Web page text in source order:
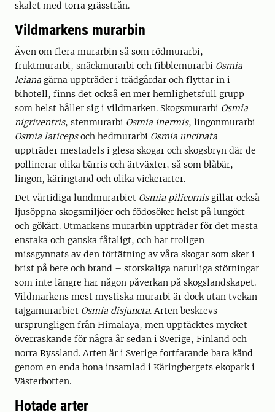
skalet med torra grässtrån.
Vildmarkens murarbin
Även om flera murarbin så som rödmurarbi,
fruktmurarbi, snäckmurarbi och fibblemurarbi Osmia
leiana gärna uppträder i trädgårdar och flyttar in i
bihotell, finns det också en mer hemlighetsfull grupp
som helst håller sig i vildmarken. Skogsmurarbi Osmia
nigriventris, stenmurarbi Osmia inermis, lingonmurarbi
Osmia laticepsoch hedmurarbi Osmia uncinata
uppträder mestadels i glesa skogar och skogsbryn där de
pollinerar olika bärris och ärtväxter, så som blåbär,
lingon, käringtand och olika vickerarter.
Det vårtidiga lundmurarbiet Osmia pilicornisgillar också
ljusöppna skogsmiljöer och födosöker helst på lungört
och gökärt. Utmarkens murarbin uppträder för det mesta
enstaka och ganska fåtaligt, och har troligen
missgynnats av den förtätning av våra skogar som sker i
brist på bete och brand – storskaliga naturliga störningar
som inte längre har någon påverkan på skogslandskapet.
Vildmarkens mest mystiska murarbi är dock utan tvekan
tajgamurarbiet Osmia disjuncta. Arten beskrevs
ursprungligen från Himalaya, men upptäcktes mycket
överraskande för några år sedan i Sverige, Finland och
norra Ryssland. Arten är i Sverige fortfarande bara känd
genom en enda hona insamlad i Käringbergets ekopark i
Västerbotten.
Hotade arter